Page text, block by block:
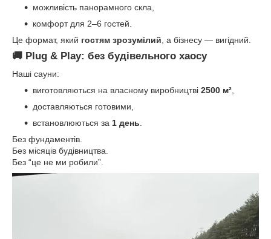
можливість панорамного скла,
комфорт для 2–6 гостей.
Це формат, який гостям зрозумілий , а бізнесу — вигідний.
🚚 Plug & Play: без будівельного хаосу
Наші сауни:
виготовляються на власному виробництві 2500 м²,
доставляються готовими,
встановлюються за 1 день.
Без фундаментів.
Без місяців будівництва.
Без “це не ми робили”.